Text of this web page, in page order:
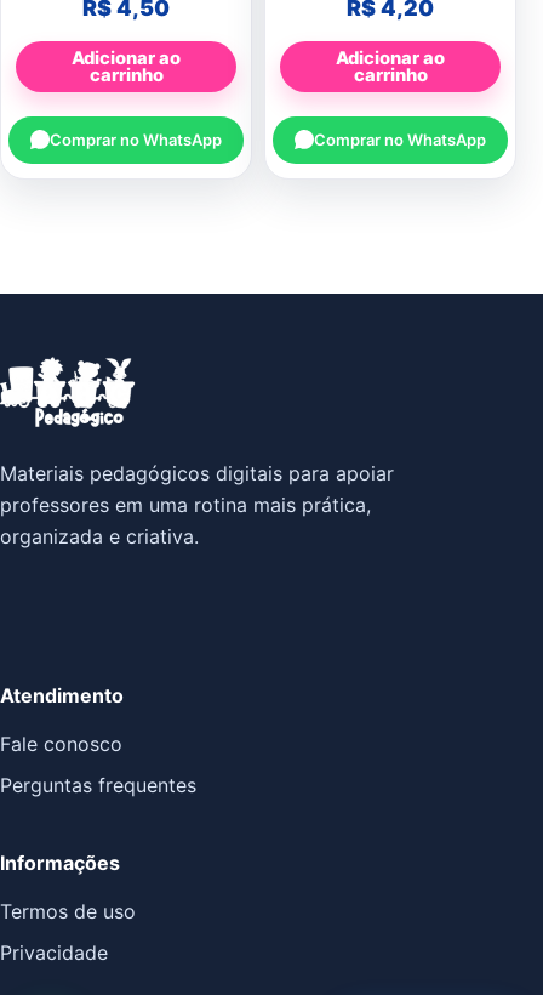
R$4,50
Adicionar ao
carrinho
Comprar no WhatsApp
R$4,20
Adicionar ao
carrinho
Comprar no WhatsApp
Materiais pedagógicos digitais para apoiar
professores em uma rotina mais prática,
organizada e criativa.
Atendimento
Fale conosco
Perguntas frequentes
Informações
Termos de uso
Privacidade